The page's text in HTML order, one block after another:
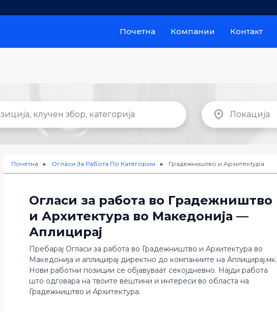
Почетна Компании Контакт
Почетна ► Огласи За Работа По Категории ► Градежништво и Архитектура
Огласи за работа во Градежништво
и Архитектура во Македонија —
Аплицирај
Пребарај Огласи за работа во Градежништво и Архитектура во
Македонија и аплицирај директно до компаниите на Аплицирај.мк.
Нови работни позиции се објавуваат секојдневно. Најди работа
што одговара на твоите вештини и интереси во областа на
Градежништво и Архитектура.